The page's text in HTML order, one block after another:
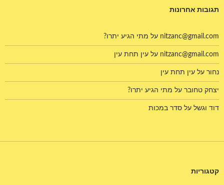
תגובות אחרונות
nitzanc@gmail.com על מתי הגיע יתרו?
nitzanc@gmail.com על עין תחת עין
נחור על עין תחת עין
יצחק טחובר על מתי הגיע יתרו?
דוד וגשל על סדר במכות
קטגוריות